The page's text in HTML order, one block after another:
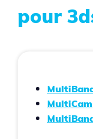
pour
MultiCam